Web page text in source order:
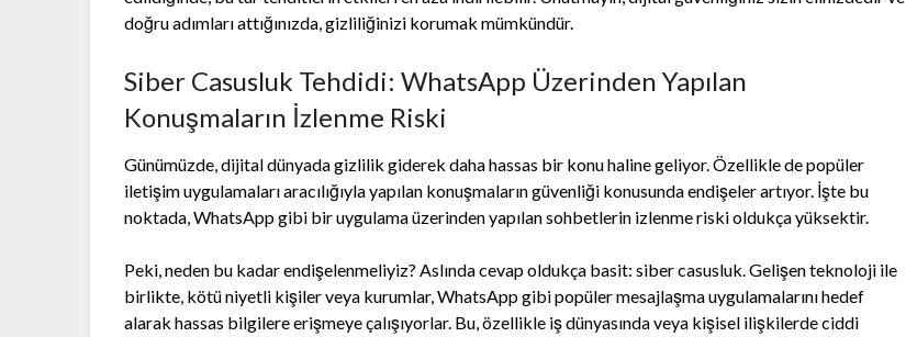
doğru adımları attığınızda, gizliliğinizi korumak mümkündür.
Siber Casusluk Tehdidi: WhatsApp Üzerinden Yapılan
Konuşmaların İzlenme Riski
Günümüzde, dijital dünyada gizlilik giderek daha hassas bir konu haline geliyor. Özellikle de popüler
iletişim uygulamaları aracılığıyla yapılan konuşmaların güvenliği konusunda endişeler artıyor. İşte bu
noktada, WhatsApp gibi bir uygulama üzerinden yapılan sohbetlerin izlenme riski oldukça yüksektir.
Peki, neden bu kadar endişelenmeliyiz? Aslında cevap oldukça basit: siber casusluk. Gelişen teknoloji ile
birlikte, kötü niyetli kişiler veya kurumlar, WhatsApp gibi popüler mesajlaşma uygulamalarını hedef
alarak hassas bilgilere erişmeye çalışıyorlar. Bu, özellikle iş dünyasında veya kişisel ilişkilerde ciddi